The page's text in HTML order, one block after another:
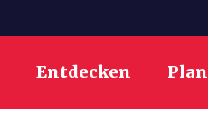
Entdecken